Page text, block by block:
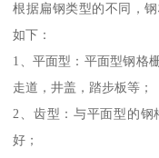
根据扁钢类型的不同，
如下：
1、平面型：平面型钢格
走道，井盖，踏步板等；
2、齿型：与平面型的
好；